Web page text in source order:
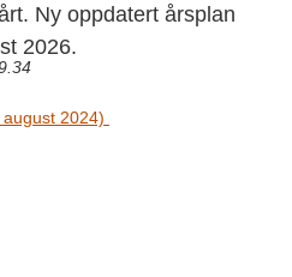
Ny oppdatert årsplan
2026.
2024)